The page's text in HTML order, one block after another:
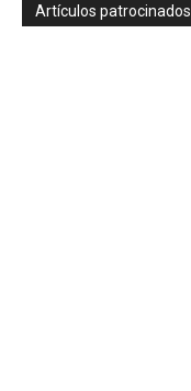
Artículos patrocinados